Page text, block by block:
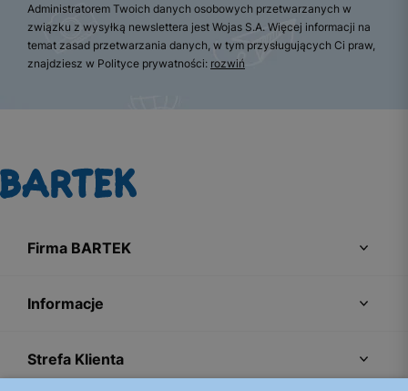
Administratorem Twoich danych osobowych przetwarzanych w
związku z wysyłką newslettera jest Wojas S.A. Więcej informacji na
temat zasad przetwarzania danych, w tym przysługujących Ci praw,
znajdziesz w Polityce prywatności: rozwiń
Firma BARTEK
Informacje
Strefa Klienta